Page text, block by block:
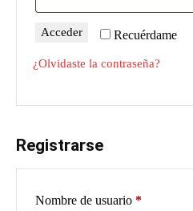
Recuérdame
Acceder
¿Olvidaste la contraseña?
Registrarse
Nombre de usuario *Obligatorio